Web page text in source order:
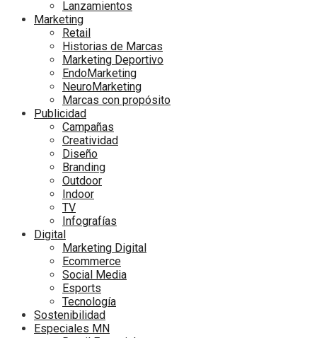
Lanzamientos
Marketing
Retail
Historias de Marcas
Marketing Deportivo
EndoMarketing
NeuroMarketing
Marcas con propósito
Publicidad
Campañas
Creatividad
Diseño
Branding
Outdoor
Indoor
TV
Infografías
Digital
Marketing Digital
Ecommerce
Social Media
Esports
Tecnología
Sostenibilidad
Especiales MN